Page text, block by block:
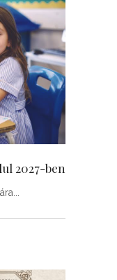
2027-ben